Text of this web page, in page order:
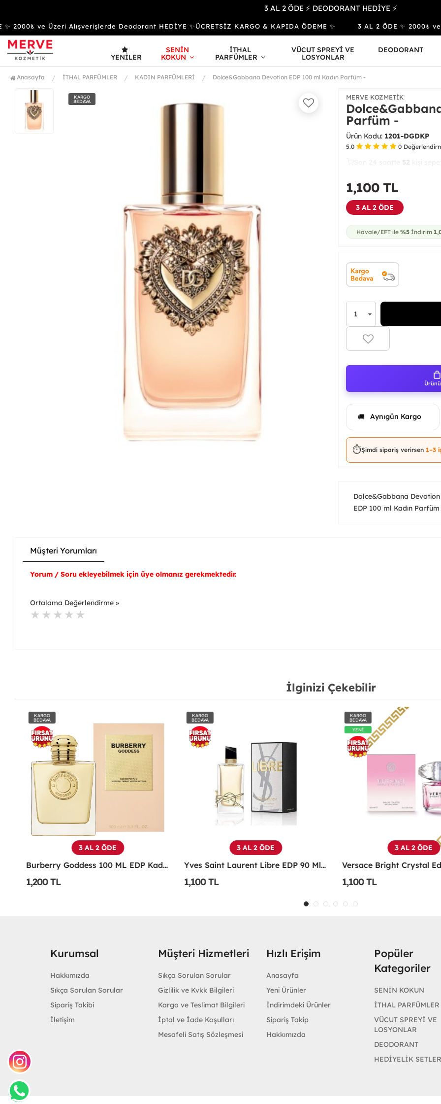
3 AL 2 ÖDE ⚡ DEODORANT HEDİYE ⚡
ve Üzeri Alışverişlerde Deodorant HEDİYE ✨ÜCRETSİZ KARGO & KAPIDA ÖDEME ✨ 3 AL 2 ÖDE ✨ 2000₺ ve
YENILER
SENİN
KOKUN
İTHAL
PARFÜMLER
VÜCUT SPREYİ VE
LOSYONLAR
DEODORANT
Anasayfa İTHAL PARFÜMLER KADIN PARFÜMLERİ Dolce&Gabbana Devotion EDP 100 ml Kadın Parfüm -
KARGO
BEDAVA
MERVE KOZMETIK
Parfüm -
Ürün Kodu: 1201-DGDKP
5.0 0
52
20
1,100 TL
3 AL 2 ÖDE
Havale/EFT ile %5 İndirim
🚚 Aynıgün Kargo
⏱️Şimdi sipariş verirsen 1–3
Dolce&Gabbana
EDP 100 ml Kadın Parfüm
Müşteri Yorumları
Yorum / Soru ekleyebilmek için üye olmanız gerekmektedir.
Ortalama Değerlendirme »
İlginizi Çekebilir
KARGO
BEDAVA
3 AL 2 ÖDE
Burberry Goddess 100 ML EDP Kadın Parfümü -
1,200 TL
KARGO
BEDAVA
3 AL 2 ÖDE
Yves Saint Laurent Libre EDP 90 Ml Kadın Parfüm - YSLL
1,100 TL
KARGO
BEDAVA
YENİ
3 AL 2 ÖDE
1,100 TL
Kurumsal
Hakkımızda
Sıkça Sorulan Sorular
Sipariş Takibi
İletişim
Müşteri Hizmetleri
Sıkça Sorulan Sorular
Gizlilik ve Kvkk Bilgileri
Kargo ve Teslimat Bilgileri
İptal ve İade Koşulları
Mesafeli Satış Sözleşmesi
Hızlı Erişim
Anasayfa
Yeni Ürünler
İndirimdeki Ürünler
Sipariş Takip
Hakkımızda
Popüler
Kategoriler
SENİN KOKUN
İTHAL PARFÜMLER
VÜCUT SPREYİ VE
LOSYONLAR
DEODORANT
HEDİYELİK SETLER